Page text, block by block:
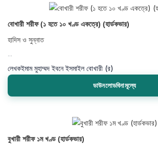
বোখারী শরীফ (১ হতে ১০ খণ্ড একত্রে) (হার্ডকভার)
হাদিস ও সুন্নাত
লেখকইমাম মুহাম্মদ ইবনে ইসমাইল বোখারী (র)
ডাউনলোডবিনামূল্যে
বুখারী শরীফ ১ম খণ্ড (হার্ডকভার)